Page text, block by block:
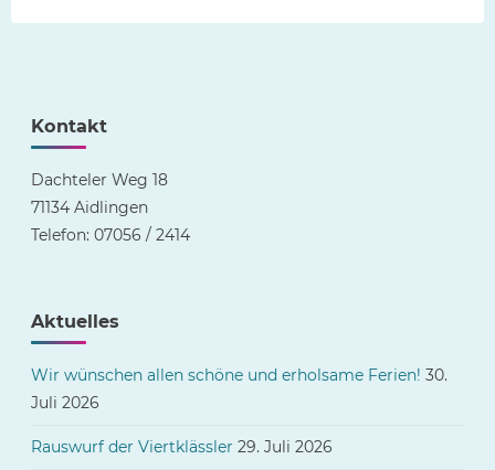
Kontakt
Dachteler Weg 18
71134 Aidlingen
Telefon: 07056 / 2414
Aktuelles
Wir wünschen allen schöne und erholsame Ferien! 30.
Juli 2026
Rauswurf der Viertklässler 29. Juli 2026